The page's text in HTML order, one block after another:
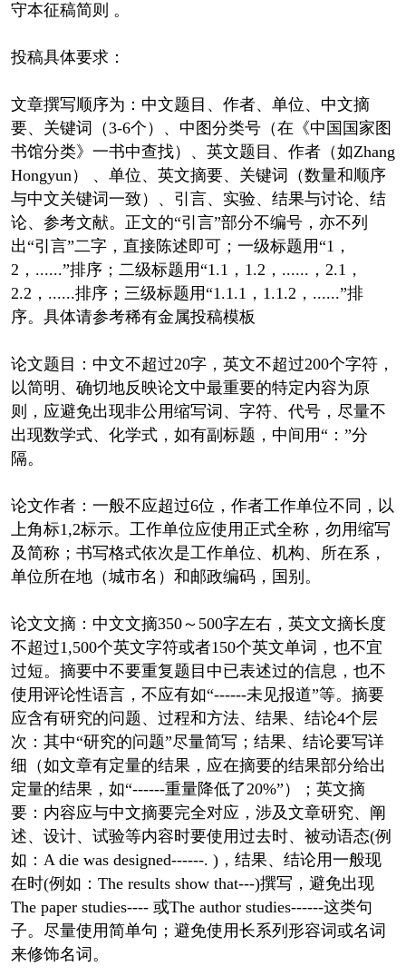
守本征稿简则 。
投稿具体要求：
文章撰写顺序为：中文题目、作者、单位、中文摘
要、关键词（3-6个）、中图分类号（在《中国国家图
书馆分类》一书中查找）、英文题目、作者（如Zhang
Hongyun） 、单位、英文摘要、关键词（数量和顺序
与中文关键词一致）、引言、实验、结果与讨论、结
论、参考文献。正文的“引言”部分不编号，亦不列
出“引言”二字，直接陈述即可；一级标题用“1，
2，......”排序；二级标题用“1.1，1.2，......，2.1，
2.2，......排序；三级标题用“1.1.1，1.1.2，......”排
序。具体请参考稀有金属投稿模板
论文题目：中文不超过20字，英文不超过200个字符，
以简明、确切地反映论文中最重要的特定内容为原
则，应避免出现非公用缩写词、字符、代号，尽量不
出现数学式、化学式，如有副标题，中间用“：”分
隔。
论文作者：一般不应超过6位，作者工作单位不同，以
上角标1,2标示。工作单位应使用正式全称，勿用缩写
及简称；书写格式依次是工作单位、机构、所在系，
单位所在地（城市名）和邮政编码，国别。
论文文摘：中文文摘350～500字左右，英文文摘长度
不超过1,500个英文字符或者150个英文单词，也不宜
过短。摘要中不要重复题目中已表述过的信息，也不
使用评论性语言，不应有如“------未见报道”等。摘要
应含有研究的问题、过程和方法、结果、结论4个层
次：其中“研究的问题”尽量简写；结果、结论要写详
细（如文章有定量的结果，应在摘要的结果部分给出
定量的结果，如“------重量降低了20%”）；英文摘
要：内容应与中文摘要完全对应，涉及文章研究、阐
述、设计、试验等内容时要使用过去时、被动语态(例
如：A die was designed------. )，结果、结论用一般现
在时(例如：The results show that---)撰写，避免出现
The paper studies---- 或The author studies------这类句
子。尽量使用简单句；避免使用长系列形容词或名词
来修饰名词。